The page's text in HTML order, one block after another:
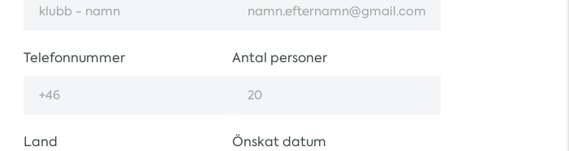
Telefonnummer Antal personer
Land Önskat datum